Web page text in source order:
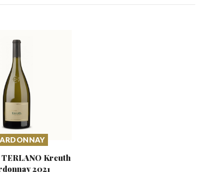
TERLANO Kreuth
2021